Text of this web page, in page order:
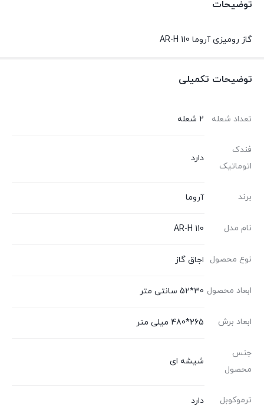
توضیحات
گاز رومیزی آروما AR-H 110
توضیحات تکمیلی
تعداد شعله 2 شعله
فندک
اتوماتیک
دارد
برند آروما
نام مدل AR-H 110
نوع محصول اجاق گاز
ابعاد محصول 30*52 سانتی متر
ابعاد برش 265*480 میلی متر
جنس
محصول
شیشه ای
ترموکوبل دارد